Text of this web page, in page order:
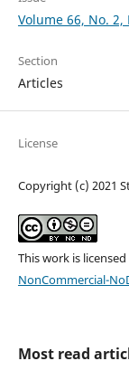
Volume 66, No. 2,
Section
Articles
License
Copyright (c) 2021
This work is
NonCommercial-
Most read